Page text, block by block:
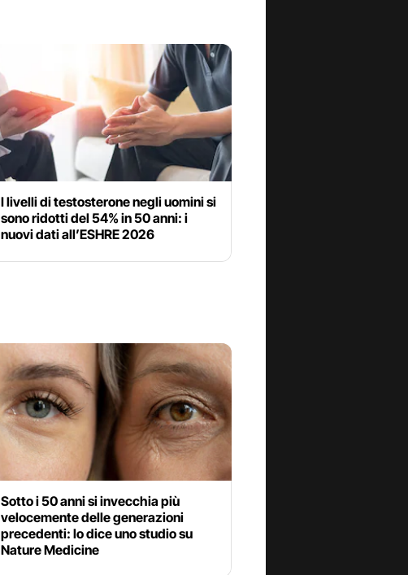
I livelli di testosterone negli uomini si
sono ridotti del 54% in 50 anni: i
nuovi dati all’ESHRE 2026
Sotto i 50 anni si invecchia più
velocemente delle generazioni
precedenti: lo dice uno studio su
Nature Medicine